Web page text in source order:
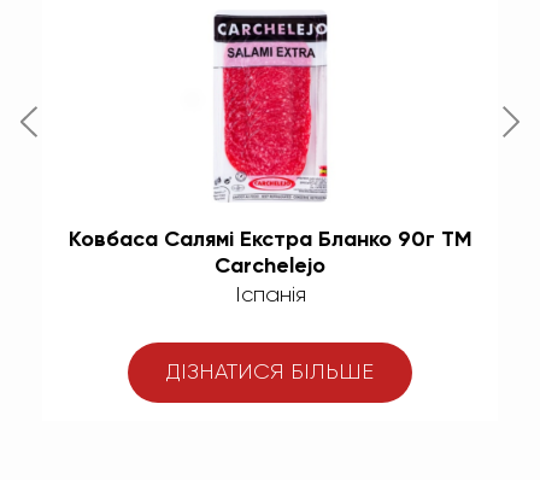
Ковбаса Салямі Екстра Бланко 90г TM
Carchelejo
Іспанія
ДІЗНАТИСЯ БІЛЬШЕ